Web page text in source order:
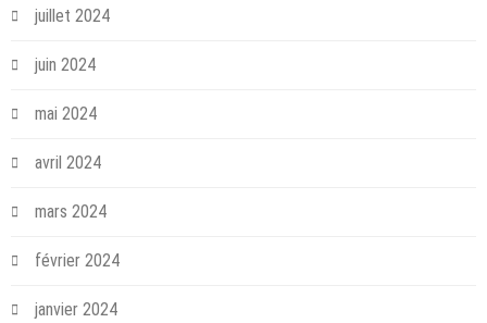
juillet 2024
juin 2024
mai 2024
avril 2024
mars 2024
février 2024
janvier 2024